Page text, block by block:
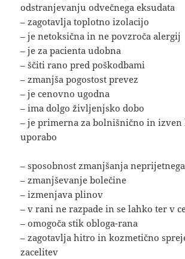
odstranjevanju odvečnega eksudata
– zagotavlja toplotno izolacijo
– je netoksična in ne povzroča alergij
– je za pacienta udobna
– ščiti rano pred poškodbami
– zmanjša pogostost prevez
– je cenovno ugodna
– ima dolgo življenjsko dobo
– je primerna za bolnišnično in
uporabo
– sposobnost zmanjšanja
– zmanjševanje bolečine
– izmenjava plinov
– v rani ne razpade in se lahko ter v
– omogoča stik obloga-rana
– zagotavlja hitro in kozmetično
zacelitev